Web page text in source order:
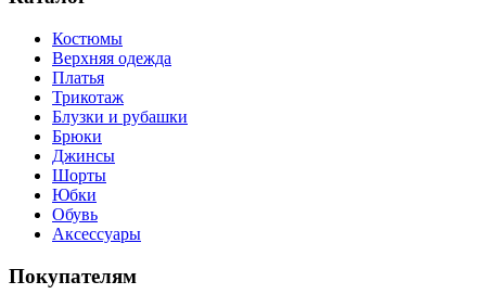
Костюмы
Верхняя одежда
Платья
Трикотаж
Блузки и рубашки
Брюки
Джинсы
Шорты
Юбки
Обувь
Аксессуары
Покупателям